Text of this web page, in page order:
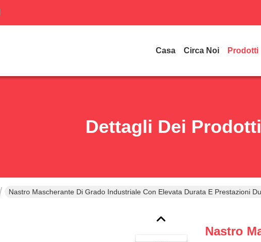
Casa Circa Noi Prodotti
Dettagli Dei Prodotti
Nastro Mascherante Di Grado Industriale Con Elevata Durata E Prestazioni
Nastro